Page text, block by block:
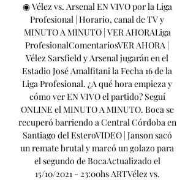
◉ Vélez vs. Arsenal EN VIVO por la Liga
Profesional | Horario, canal de TV y
MINUTO A MINUTO | VER AHORALiga
ProfesionalComentariosVER AHORA |
Vélez Sarsfield y Arsenal jugarán en el
Estadio José Amalfitani la Fecha 16 de la
Liga Profesional. ¿A qué hora empieza y
cómo ver EN VIVO el partido? Seguí
ONLINE el MINUTO A MINUTO. Boca se
recuperó barriendo a Central Córdoba en
Santiago del EsteroVIDEO | Janson sacó
un remate brutal y marcó un golazo para
el segundo de BocaActualizado el
15/10/2021 - 23:00hs ARTVélez vs.